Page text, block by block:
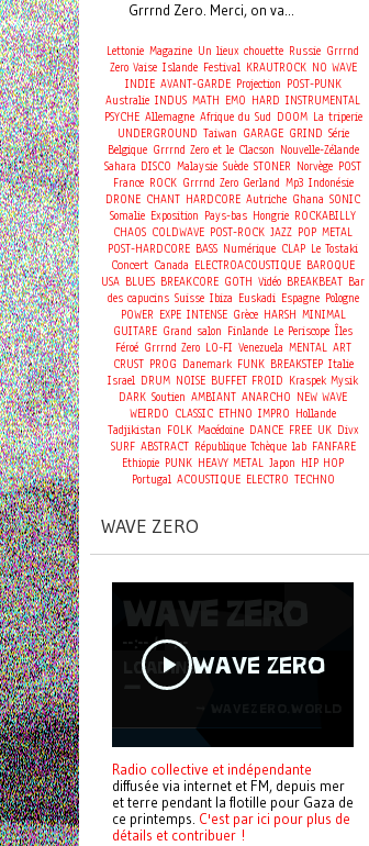
Grrrnd Zero. Merci, on va...
Lettonie Magazine Un lieux chouette Russie Grrrnd
Zero Vaise Islande Festival KRAUTROCK NO WAVE
INDIE AVANT-GARDE Projection POST-PUNK
Australie INDUS MATH EMO HARD INSTRUMENTAL
PSYCHE Allemagne Afrique du Sud DOOM La triperie
UNDERGROUND Taiwan GARAGE GRIND Série
Belgique Grrrnd Zero et le Clacson Nouvelle-Zélande
Sahara DISCO Malaysie Suède STONER Norvège POST
France ROCK Grrrnd Zero Gerland Mp3 Indonésie
DRONE CHANT HARDCORE Autriche Ghana SONIC
Somalie Exposition Pays-bas Hongrie ROCKABILLY
CHAOS COLDWAVE POST-ROCK JAZZ POP METAL
POST-HARDCORE BASS Numérique CLAP Le Tostaki
Concert Canada ELECTROACOUSTIQUE BAROQUE
USA BLUES BREAKCORE GOTH Vidéo BREAKBEAT Bar
des capucins Suisse Ibiza Euskadi Espagne Pologne
POWER EXPE INTENSE Grèce HARSH MINIMAL
GUITARE Grand salon Finlande Le Periscope Îles
Féroé Grrrnd Zero LO-FI Venezuela MENTAL ART
CRUST PROG Danemark FUNK BREAKSTEP Italie
Israel DRUM NOISE BUFFET FROID Kraspek Mysik
DARK Soutien AMBIANT ANARCHO NEW WAVE
WEIRDO CLASSIC ETHNO IMPRO Hollande
Tadjikistan FOLK Macédoine DANCE FREE UK Divx
SURF ABSTRACT République Tchèque lab FANFARE
Ethiopie PUNK HEAVY METAL Japon HIP HOP
Portugal ACOUSTIQUE ELECTRO TECHNO
WAVE ZERO
Radio collective et indépendante
diffusée via internet et FM, depuis mer
et terre pendant la flotille pour Gaza de
ce printemps. C'est par ici pour plus de
détails et contribuer !